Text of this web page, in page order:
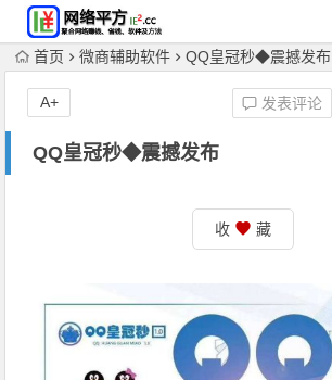
首页 微商辅助软件 QQ皇冠秒◆震撼发布
QQ皇冠秒◆震撼发布
发表评论
A+
收 藏